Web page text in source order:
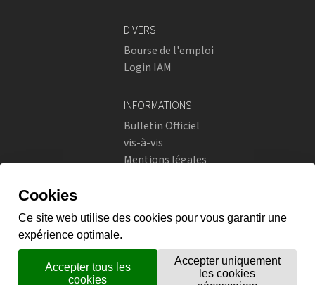
DIVERS
Bourse de l'emploi
Login IAM
INFORMATIONS
Bulletin Officiel
vis-à-vis
Mentions légales
Instagram
flickr